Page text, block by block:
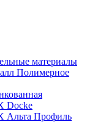
материалы
Полимерное
Docke
Альта Профиль